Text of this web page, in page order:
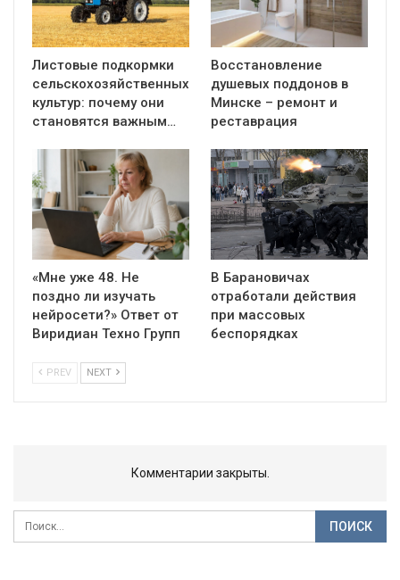
Листовые подкормки
сельскохозяйственных
культур: почему они
становятся важным…
Восстановление
душевых поддонов в
Минске – ремонт и
реставрация
«Мне уже 48. Не
поздно ли изучать
нейросети?» Ответ от
Виридиан Техно Групп
В Барановичах
отработали действия
при массовых
беспорядках
PREV NEXT
Комментарии закрыты.